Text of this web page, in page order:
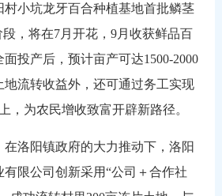
小坑龙牙百合种植基地首批鳞茎
，将在7月开花，9月收获鲜品百
投产后，预计亩产可达1500-2000
流转收益外，还可通过务工实现
，为农民增收致富开辟新路径。
洛阳镇政府的大力推动下，洛阳
限公司创新采用“公司＋合作社